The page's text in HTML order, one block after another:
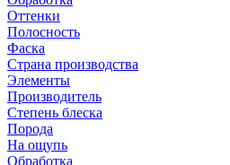
Оттенки
Полосность
Фаска
Страна производства
Элементы
Производитель
Степень блеска
Порода
На ощупь
Обработка